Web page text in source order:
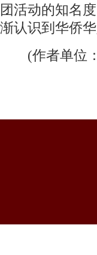
团活动的知名
渐认识到华侨
(作者单位：